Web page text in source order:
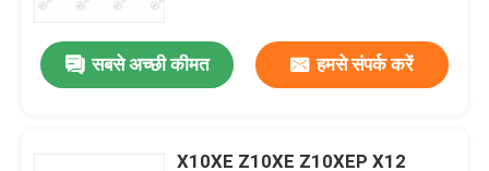
सबसे अच्छी कीमत हमसे संपर्क करें
X10XE Z10XE Z10XEP X12